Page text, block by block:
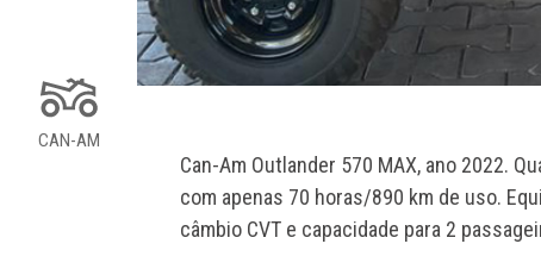
CAN-AM
Can-Am Outlander 570 MAX, ano 2022.
com apenas 70 horas/890 km de uso.
câmbio CVT e capacidade para 2